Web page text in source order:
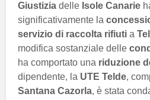
Giustizia delle Isole Canarie
significativamente la
servizio di raccolta rifiuti a
modifica sostanziale delle
ha comportato una riduzione
dipendente, la UTE Telde,
Santana Cazorla, è stata